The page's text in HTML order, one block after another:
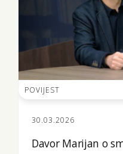
POVIJEST
30.03.2026
Davor Marijan o